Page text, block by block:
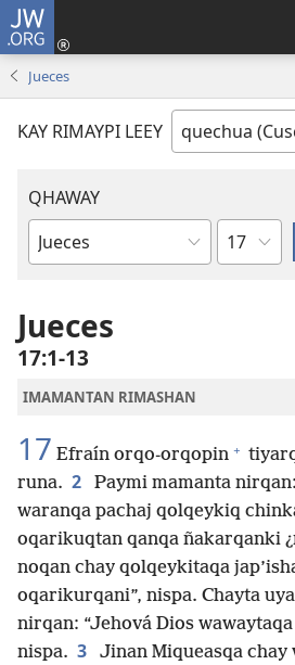
JW.ORG
Jueces
KAY RIMAYPI LEEY
QHAWAY
Libro
Biblia
Capítulo
Jueces
17:1-13
IMAMANTAN RIMASHAN
17 Efraín orqo-orqopin +
runa. 2
Paymi mamanta
waranqa pachaj qolqeykiq
oqarikuqtan qanqa ñakarqanki
noqan chay qolqeykitaqa
oqarikurqani”, nispa. Chayta
nirqan: “Jehová Dios
nispa. 3
Jinan Miqueasqa chay